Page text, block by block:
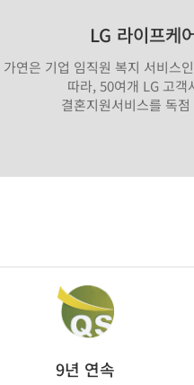
LG 라이프케
가연은 기업 임직원 복지 서비스
따라, 50여개 LG 고객
결혼지원서비스를 독
9년 연속